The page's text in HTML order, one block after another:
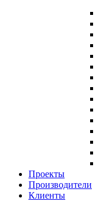
Проекты
Производители
Клиенты